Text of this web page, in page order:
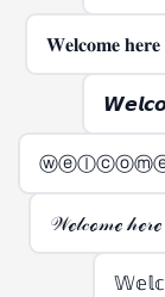
𝐖𝐞𝐥𝐜𝐨𝐦𝐞 𝐡𝐞𝐫𝐞
𝒲ℯ𝓁𝒸ℴ𝓂ℯ 𝒽ℯ𝓇ℯ